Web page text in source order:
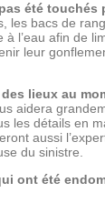
été touchés
les bacs de
l’eau afin de
leur
lieux au
aidera
les détails en
aussi
du sinistre.
ont été